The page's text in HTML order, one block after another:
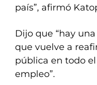
país”, afirmó
Dijo que “hay
que vuelve a
pública en todo
empleo”.